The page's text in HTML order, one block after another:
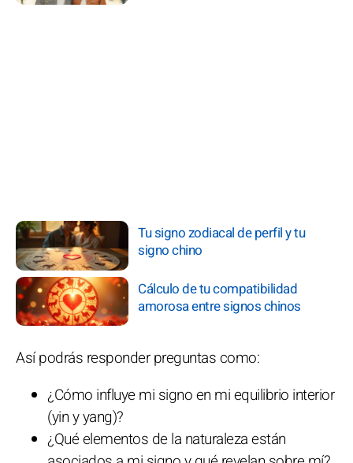
Tu signo zodiacal de perfil y tu
signo chino
Cálculo de tu compatibilidad
amorosa entre signos chinos
Así podrás responder preguntas como:
¿Cómo influye mi signo en mi equilibrio interior
(yin y yang)?
¿Qué elementos de la naturaleza están